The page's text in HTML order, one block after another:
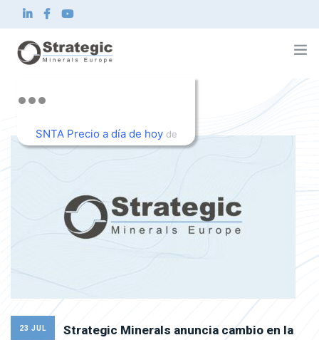
Strategic Minerals Europe Corp.
Qué hacemos
Innovación
SNTA Precio a día de hoyde
23 JUL
Strategic Minerals anuncia cambio en la